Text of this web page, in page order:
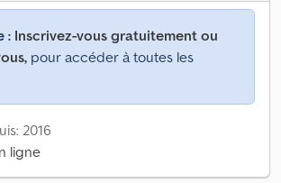
: Inscrivez-vous gratuitement ou
pour accéder à toutes les
2016
ligne